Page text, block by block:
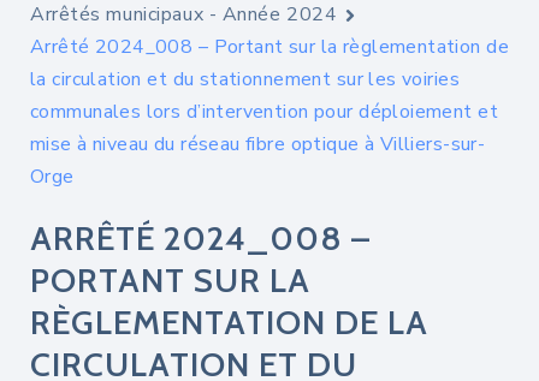
Arrêtés municipaux - Année 2024
Arrêté 2024_008 – Portant sur la règlementation de
la circulation et du stationnement sur les voiries
communales lors d’intervention pour déploiement et
mise à niveau du réseau fibre optique à Villiers-sur-
Orge
ARRÊTÉ 2024_008 –
PORTANT SUR LA
RÈGLEMENTATION DE LA
CIRCULATION ET DU